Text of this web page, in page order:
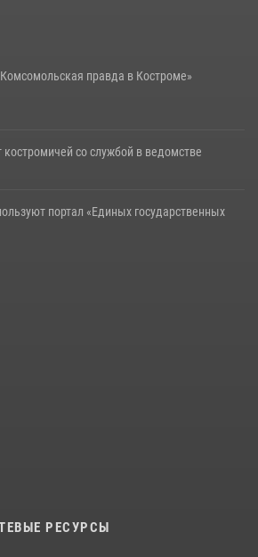
правда в Костроме»
со службой в ведомстве
портал «Единых государственных
РЕСУРСЫ